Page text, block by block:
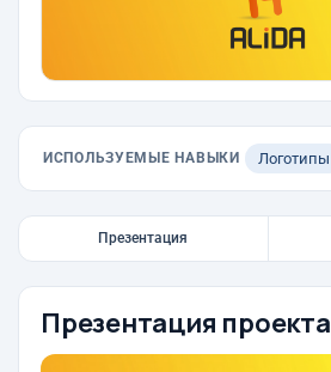
ИСПОЛЬЗУЕМЫЕ НАВЫКИ Логотипы
Презентация
Презентация проекта